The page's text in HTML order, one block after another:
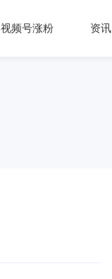
视频号涨粉 资讯